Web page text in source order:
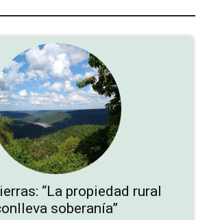
“La propiedad rural
soberanía”